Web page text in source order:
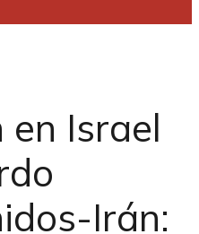
en Israel
Irán: